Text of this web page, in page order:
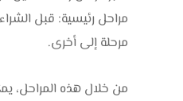
مراحل رئيسية: قبل
مرحلة إلى أخرى.
من خلال هذه المراحل،